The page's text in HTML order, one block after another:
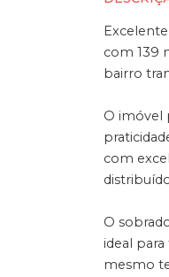
com 139
bairro
O imóvel
com
O
ideal
mesmo